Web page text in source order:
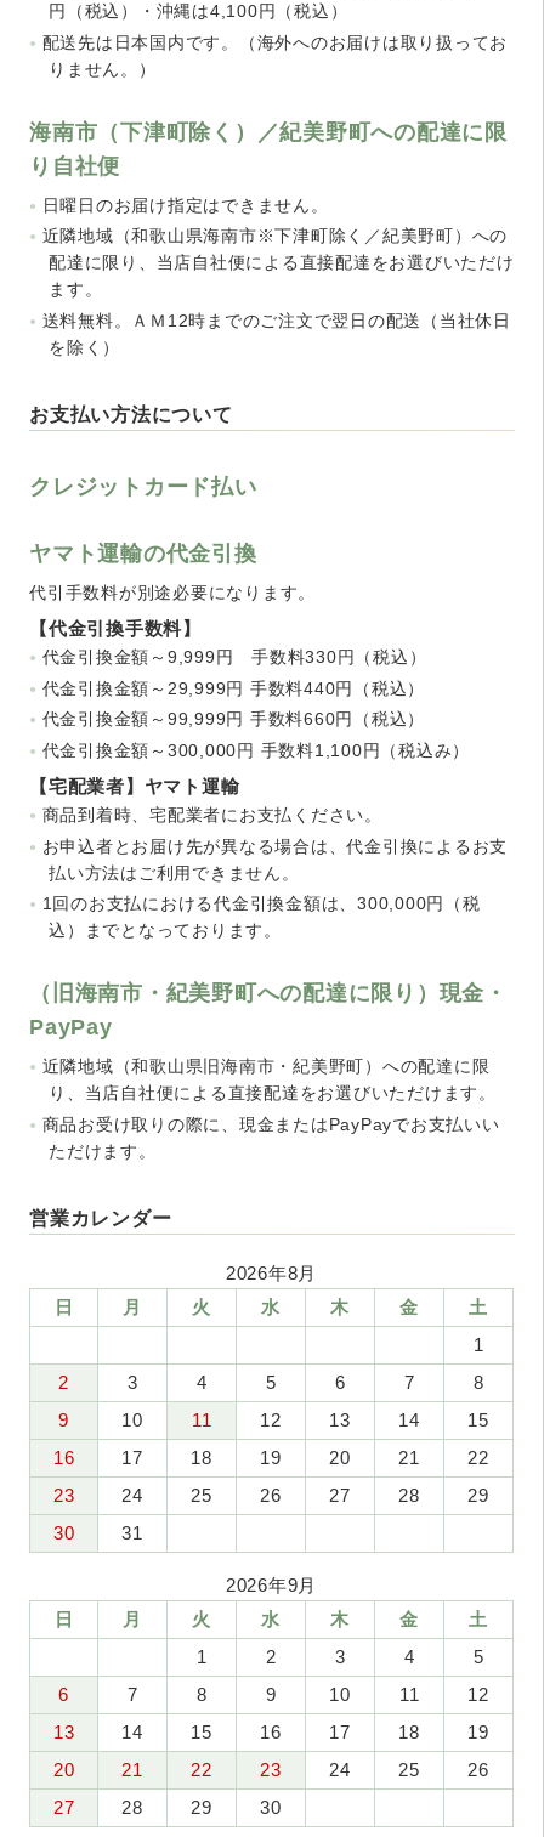
円（税込）・沖縄は4,100円（税込）
配送先は日本国内です。（海外へのお届けは取り扱ってお
りません。）
海南市（下津町除く）／紀美野町への配達に限
り自社便
日曜日のお届け指定はできません。
近隣地域（和歌山県海南市※下津町除く／紀美野町）への
配達に限り、当店自社便による直接配達をお選びいただけ
ます。
送料無料。ＡＭ12時までのご注文で翌日の配送（当社休日
を除く）
お支払い方法について
クレジットカード払い
ヤマト運輸の代金引換
代引手数料が別途必要になります。
【代金引換手数料】
代金引換金額～9,999円 手数料330円（税込）
代金引換金額～29,999円 手数料440円（税込）
代金引換金額～99,999円 手数料660円（税込）
代金引換金額～300,000円 手数料1,100円（税込み）
【宅配業者】ヤマト運輸
商品到着時、宅配業者にお支払ください。
お申込者とお届け先が異なる場合は、代金引換によるお支
払い方法はご利用できません。
1回のお支払における代金引換金額は、300,000円（税
込）までとなっております。
（旧海南市・紀美野町への配達に限り）現金・
PayPay
近隣地域（和歌山県旧海南市・紀美野町）への配達に限
り、当店自社便による直接配達をお選びいただけます。
商品お受け取りの際に、現金またはPayPayでお支払いい
ただけます。
営業カレンダー
2026年8月
日
月 火 水 木 金
土
1
2
3 4 5 6 7
8
9
10 11 12 13 14
15
16
17 18 19 20 21
22
23
24 25 26 27 28
29
30
31
2026年9月
日
月 火 水 木 金
土
1
2 3 4
5
6
7 8 9 10 11
12
13
14 15 16 17 18
19
20
21 22 23 24 25
26
27
28 29 30